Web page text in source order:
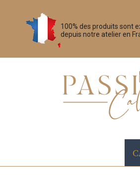
100% des produits sont
depuis notre atelier en